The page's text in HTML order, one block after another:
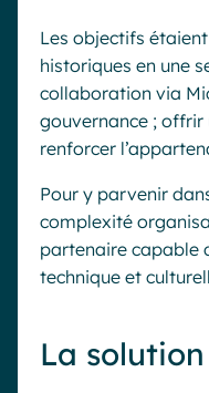
Les objectifs
historiques en une
collaboration via
gouvernance ;
renforcer
Pour y parvenir
complexité
partenaire capable
technique et
La solution